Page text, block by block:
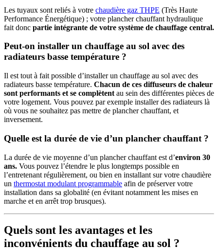
Les tuyaux sont reliés à votre chaudière gaz THPE (Très Haute
Performance Énergétique) ; votre plancher chauffant hydraulique
fait donc partie intégrante de votre système de chauffage central.
Peut-on installer un chauffage au sol avec des
radiateurs basse température ?
Il est tout à fait possible d’installer un chauffage au sol avec des
radiateurs basse température. Chacun de ces diffuseurs de chaleur
sont performants et se complètent au sein des différentes pièces de
votre logement. Vous pouvez par exemple installer des radiateurs là
où vous ne souhaitez pas mettre de plancher chauffant, et
inversement.
Quelle est la durée de vie d’un plancher chauffant ?
La durée de vie moyenne d’un plancher chauffant est d’environ 30
ans. Vous pouvez l’étendre le plus longtemps possible en
l’entretenant régulièrement, ou bien en installant sur votre chaudière
un thermostat modulant programmable afin de préserver votre
installation dans sa globalité (en évitant notamment les mises en
marche et en arrêt trop brusques).
Quels sont les avantages et les
inconvénients du chauffage au sol ?